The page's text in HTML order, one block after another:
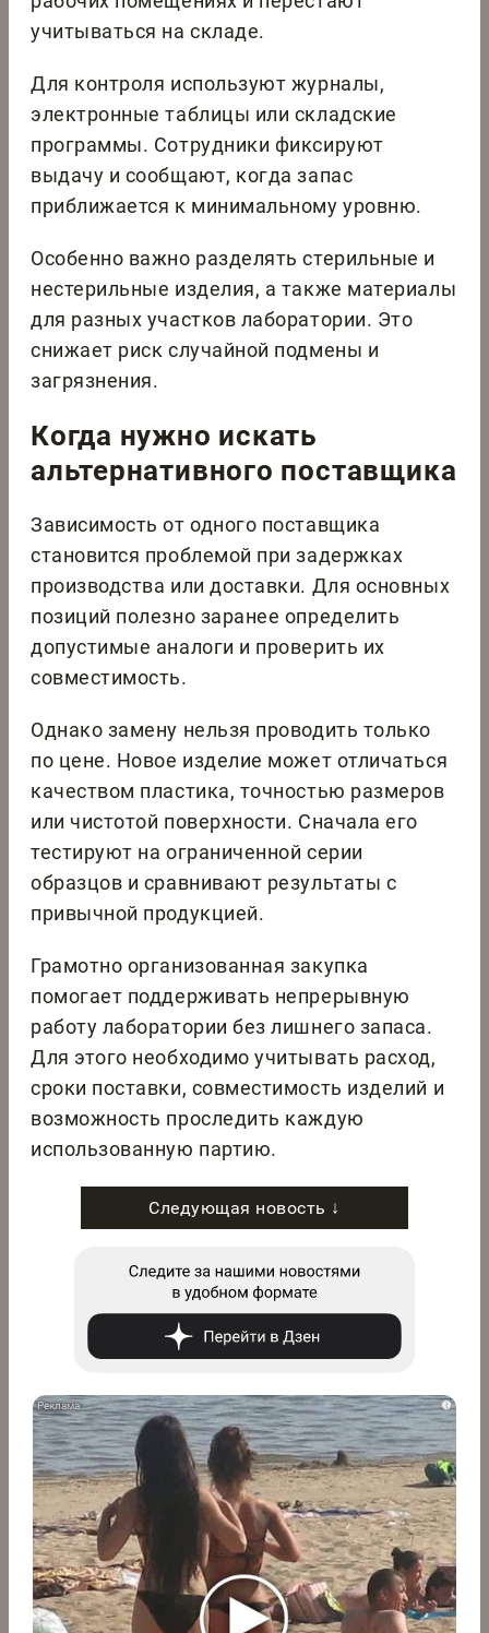
учитываться на складе.
Для контроля используют журналы,
электронные таблицы или складские
программы. Сотрудники фиксируют
выдачу и сообщают, когда запас
приближается к минимальному уровню.
Особенно важно разделять стерильные и
нестерильные изделия, а также материалы
для разных участков лаборатории. Это
снижает риск случайной подмены и
загрязнения.
Когда нужно искать
альтернативного поставщика
Зависимость от одного поставщика
становится проблемой при задержках
производства или доставки. Для основных
позиций полезно заранее определить
допустимые аналоги и проверить их
совместимость.
Однако замену нельзя проводить только
по цене. Новое изделие может отличаться
качеством пластика, точностью размеров
или чистотой поверхности. Сначала его
тестируют на ограниченной серии
образцов и сравнивают результаты с
привычной продукцией.
Грамотно организованная закупка
помогает поддерживать непрерывную
работу лаборатории без лишнего запаса.
Для этого необходимо учитывать расход,
сроки поставки, совместимость изделий и
возможность проследить каждую
использованную партию.
Следующая новость ↓
i